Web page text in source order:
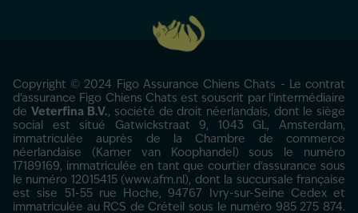
Copyright © 2024 Figo Assurance Chiens Chats - Le contrat
d'assurance Figo Chiens Chats est souscrit par l’intermédiaire
de Veterfina B.V., société de droit néerlandais, dont le siège
social est situé Gatwickstraat 9, 1043 GL, Amsterdam,
immatriculée auprès de la Chambre de commerce
néerlandaise (Kamer van Koophandel) sous le numéro
17189169, immatriculée en tant que courtier d’assurance sous
le numéro 12015415 (www.afm.nl), dont la succursale française
est sise 51-55 rue Hoche, 94767 Ivry-sur-Seine Cedex et
immatriculée au RCS de Créteil sous le numéro 985 275 874.